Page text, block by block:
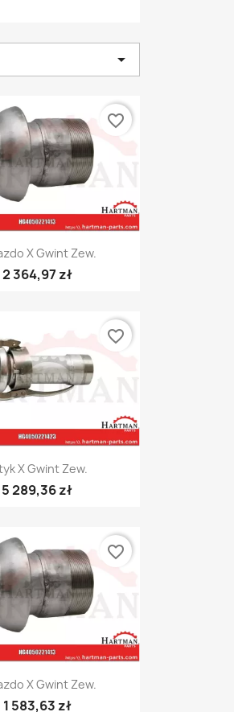

podgląd
X Gwint Zew.
2 364,97 zł
favorite_border
podgląd
X Gwint Zew.
5 289,36 zł
favorite_border
podgląd
X Gwint Zew.
1 583,63 zł
favorite_border